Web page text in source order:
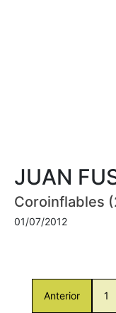
JUAN
Coroinflables
01/07/2012
Anterior 1